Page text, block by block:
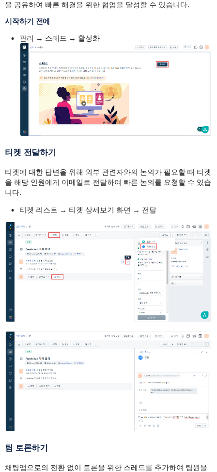
을 공유하여 빠른 해결을 위한 협업을 달성할 수 있습니다.
시작하기 전에
관리 → 스레드 → 활성화
티켓 전달하기
티켓에 대한 답변을 위해 외부 관련자와의 논의가 필요할 때 티켓
을 해당 인원에게 이메일로 전달하여 빠른 논의를 요청할 수 있습
니다.
티켓 리스트 → 티켓 상세보기 화면 → 전달
팀 토론하기
채팅앱으로의 전환 없이 토론을 위한 스레드를 추가하여 팀원을